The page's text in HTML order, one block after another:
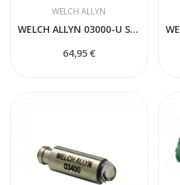
WELCH ALLYN
WELCH ALLYN 03000-U SPULDZE
64,95 €